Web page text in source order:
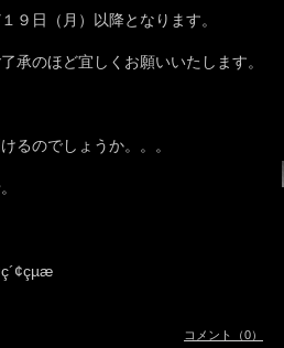
９日（月）以降となります。
承のほど宜しくお願いいたします。
るのでしょうか。。。
コメント（0）